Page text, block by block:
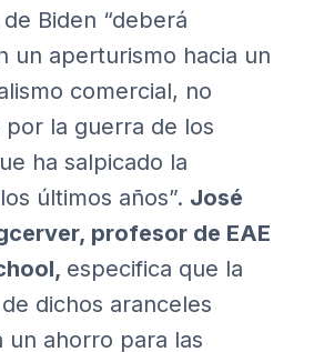
Biden “deberá
un aperturismo hacia un
comercial, no
por la guerra de los
ha salpicado la
últimos años”. José
profesor de EAE
especifica que la
dichos aranceles
un ahorro para las